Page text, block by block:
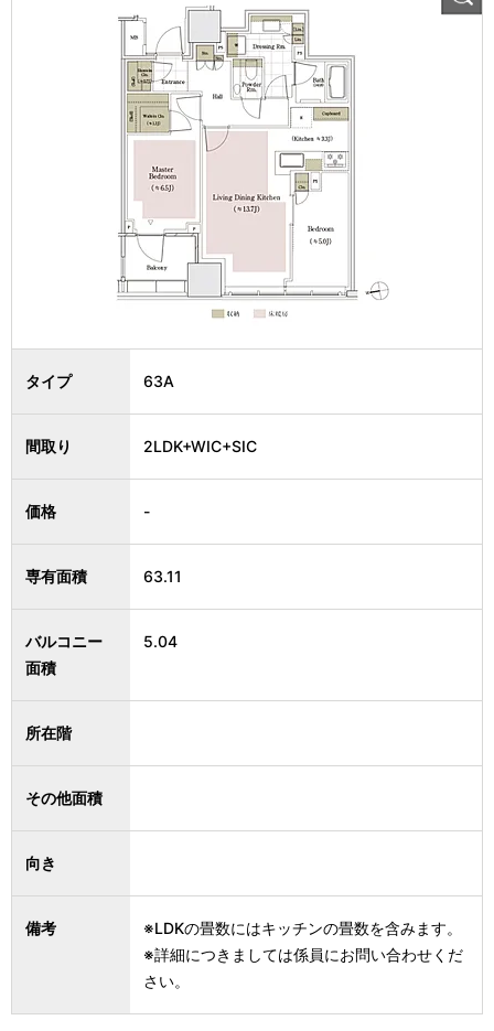
タイプ 63A
間取り 2LDK+WIC+SIC
価格 -
専有面積 63.11
バルコニー
面積
5.04
所在階
その他面積
向き
備考
※LDKの畳数にはキッチンの畳数を含みます。
※詳細につきましては係員にお問い合わせくだ
さい。